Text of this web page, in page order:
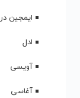
ایمجین
ادل
آویسی
آغاسی